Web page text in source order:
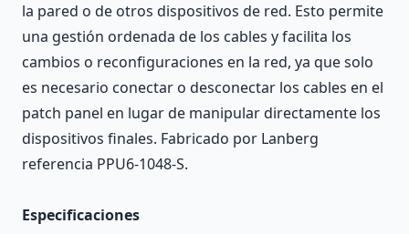
la pared o de otros dispositivos de red. Esto permite
una gestión ordenada de los cables y facilita los
cambios o reconfiguraciones en la red, ya que solo
es necesario conectar o desconectar los cables en el
patch panel en lugar de manipular directamente los
dispositivos finales. Fabricado por Lanberg
referencia PPU6-1048-S.
Especificaciones